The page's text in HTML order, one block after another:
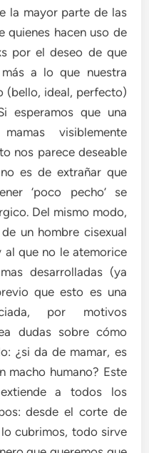
la mayor parte de las
quienes hacen uso de
por el deseo de que
a lo que nuestra
(bello, ideal, perfecto)
esperamos que una
visiblemente
nos parece deseable
es de extrañar que
‘poco pecho’ se
Del mismo modo,
un hombre cisexual
al que no le atemorice
desarrolladas (ya
que esto es una
por motivos
dudas sobre cómo
¿si da de mamar, es
macho humano? Este
a todos los
desde el corte de
cubrimos, todo sirve